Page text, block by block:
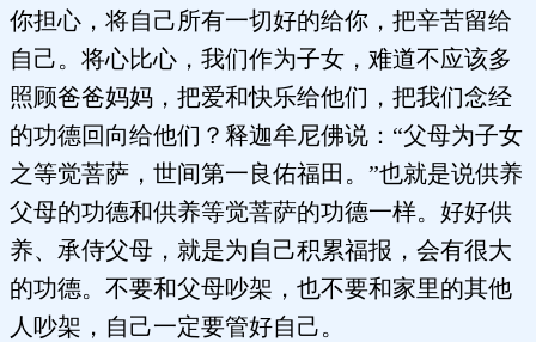
你担心，将自己所有一切好的给你，把辛苦留给
自己。将心比心，我们作为子女，难道不应该多
照顾爸爸妈妈，把爱和快乐给他们，把我们念经
的功德回向给他们？释迦牟尼佛说：“父母为子女
之等觉菩萨，世间第一良佑福田。”也就是说供养
父母的功德和供养等觉菩萨的功德一样。好好供
养、承侍父母，就是为自己积累福报，会有很大
的功德。不要和父母吵架，也不要和家里的其他
人吵架，自己一定要管好自己。